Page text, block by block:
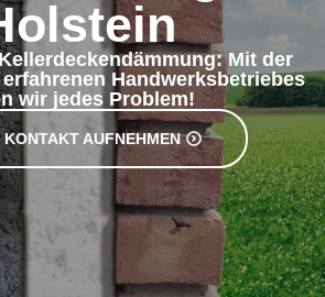
Mit der
Handwerksbetriebes
wir jedes Problem!
AUFNEHMEN